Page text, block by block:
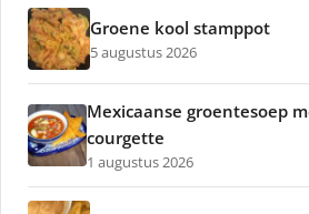
Groene kool stamppot
5 augustus 2026
Mexicaanse groentesoep
courgette
1 augustus 2026